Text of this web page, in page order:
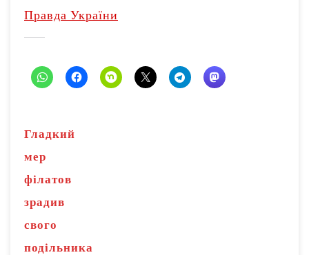
Правда України
Гладкий
мер
філатов
зрадив
свого
подільника